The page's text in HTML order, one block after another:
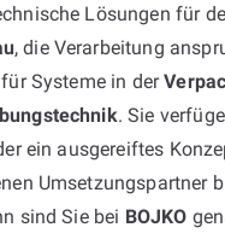
Lösungen für
, die Verarbeitung
Systeme in der
. Sie
ein ausgereiftes
Umsetzungspartner
sind Sie bei BOJKO